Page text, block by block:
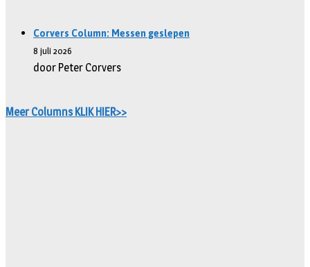
Corvers Column: Messen geslepen
8 juli 2026
door Peter Corvers
Meer Columns KLIK HIER>>